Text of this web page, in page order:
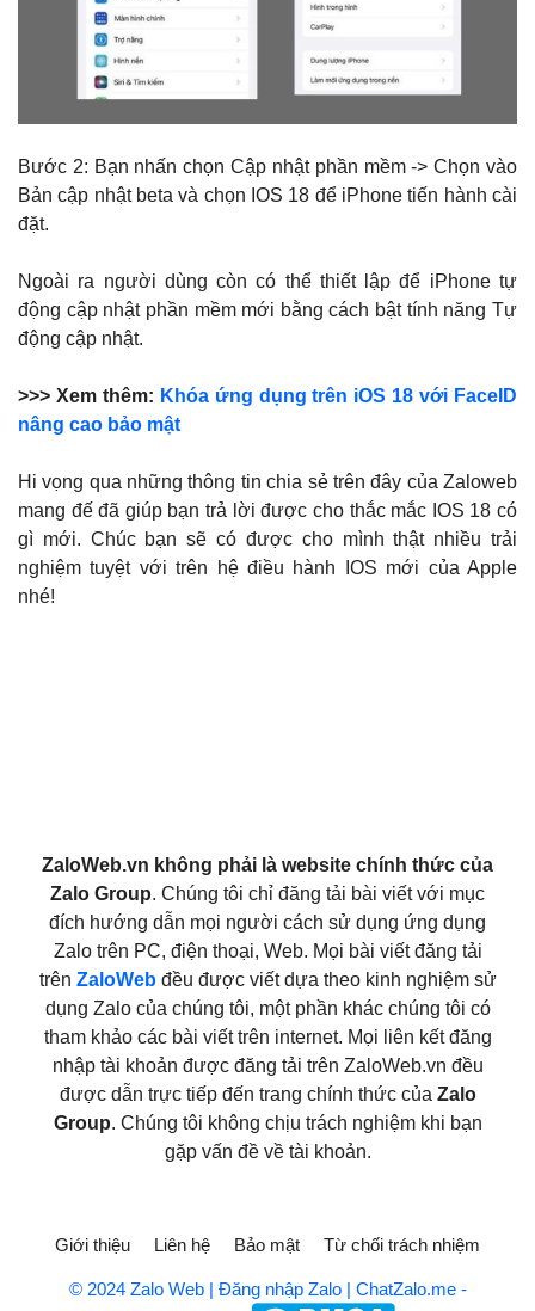
Bước 2: Bạn nhấn chọn Cập nhật phần mềm -> Chọn vào
Bản cập nhật beta và chọn IOS 18 để iPhone tiến hành cài
đặt.
Ngoài ra người dùng còn có thể thiết lập để iPhone tự
động cập nhật phần mềm mới bằng cách bật tính năng Tự
động cập nhật.
>>> Xem thêm: Khóa ứng dụng trên iOS 18 với FaceID
nâng cao bảo mật
Hi vọng qua những thông tin chia sẻ trên đây của Zaloweb
mang đế đã giúp bạn trả lời được cho thắc mắc IOS 18 có
gì mới. Chúc bạn sẽ có được cho mình thật nhiều trải
nghiệm tuyệt với trên hệ điều hành IOS mới của Apple
nhé!
ZaloWeb.vn không phải là website chính thức của
Zalo Group. Chúng tôi chỉ đăng tải bài viết với mục
đích hướng dẫn mọi người cách sử dụng ứng dụng
Zalo trên PC, điện thoại, Web. Mọi bài viết đăng tải
trên ZaloWebđều được viết dựa theo kinh nghiệm sử
dụng Zalo của chúng tôi, một phần khác chúng tôi có
tham khảo các bài viết trên internet. Mọi liên kết đăng
nhập tài khoản được đăng tải trên ZaloWeb.vn đều
được dẫn trực tiếp đến trang chính thức của Zalo
Group. Chúng tôi không chịu trách nghiệm khi bạn
gặp vấn đề về tài khoản.
Giới thiệu Liên hệ Bảo mật Từ chối trách nhiệm
© 2024 Zalo Web | Đăng nhập Zalo | ChatZalo.me -